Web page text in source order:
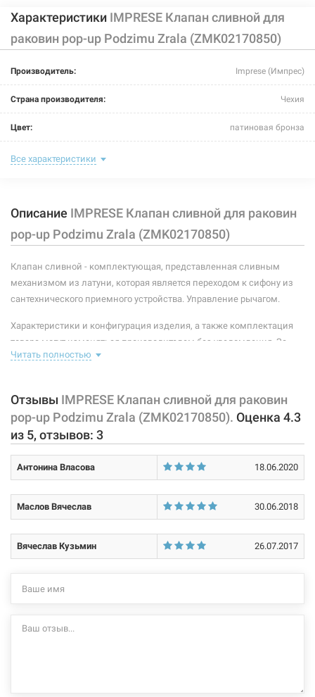
Характеристики IMPRESE Клапан сливной для
раковин pop-up Podzimu Zrala (ZMK02170850)
Производитель: Imprese (Импрес)
Страна производителя: Чехия
Цвет: патиновая бронза
Материал:
Тип затворной части: нажатие
Форма:
Тип конструкции: с переливом
Все характеристики
Описание IMPRESE Клапан сливной для раковин
pop-up Podzimu Zrala (ZMK02170850)
Клапан сливной - комплектующая, представленная сливным
механизмом из латуни, которая является переходом к сифону из
сантехнического приемного устройства. Управление рычагом.
Характеристики и конфигурация изделия, а также комплектация
товара могут изменяться производителем без уведомления. За
внесенные производителем изменения, магазин ответственности
Читать полностью
Отзывы IMPRESE Клапан сливной для раковин
pop-up Podzimu Zrala (ZMK02170850). Оценка 4.3
из 5, отзывов: 3
Антонина Власова 18.06.2020
Маслов Вячеслав 30.06.2018
Вячеслав Кузьмин 26.07.2017